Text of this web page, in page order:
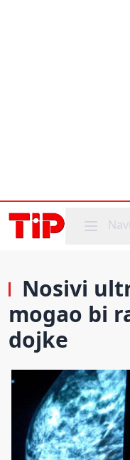
Mobile
Nosivi
mogao bi
dojke